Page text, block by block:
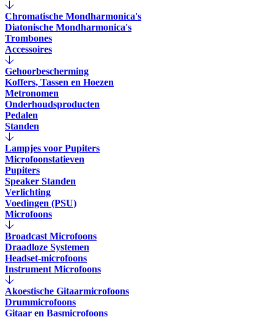
Chromatische Mondharmonica's
Diatonische Mondharmonica's
Trombones
Accessoires
Gehoorbescherming
Koffers, Tassen en Hoezen
Metronomen
Onderhoudsproducten
Pedalen
Standen
Lampjes voor Pupiters
Microfoonstatieven
Pupiters
Speaker Standen
Verlichting
Voedingen (PSU)
Microfoons
Broadcast Microfoons
Draadloze Systemen
Headset-microfoons
Instrument Microfoons
Akoestische Gitaarmicrofoons
Drummicrofoons
Gitaar en Basmicrofoons